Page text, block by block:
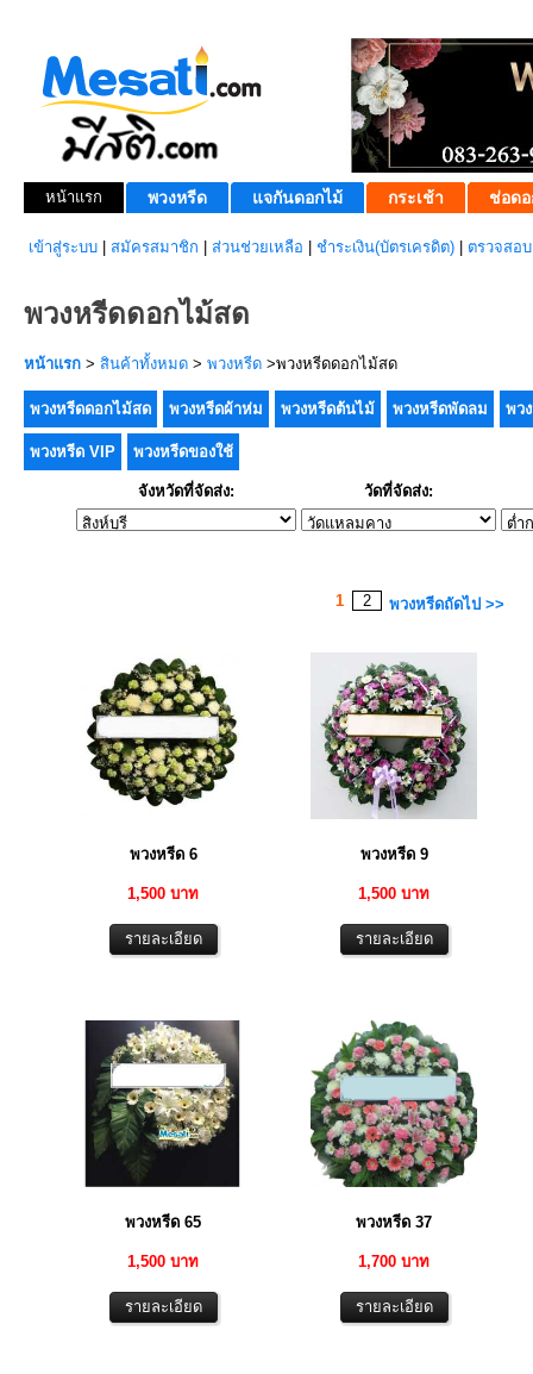
หน้าแรก พวงหรีด แจกันดอกไม้ กระเช้า ช่อดอ
เข้าสู่ระบบ สมัครสมาชิก ส่วนช่วยเหลือ ชำระเงิน(บัตรเครดิต) ตรวจสอ
พวงหรีดดอกไม้สด
หน้าแรก > สินค้าทั้งหมด > พวงหรีด >พวงหรีดดอกไม้สด
พวงหรีดดอกไม้สด พวงหรีดผ้าห่ม พวงหรีดต้นไม้ พวงหรีดพัดลม พว
พวงหรีด VIP พวงหรีดของใช้
จังหวัดที่จัดส่ง: วัดที่จัดส่ง:
1 2 พวงหรีดถัดไป >>
พวงหรีด 6
1,500 บาท
พวงหรีด 9
1,500 บาท
พวงหรีด 65
1,500 บาท
พวงหรีด 37
1,700 บาท